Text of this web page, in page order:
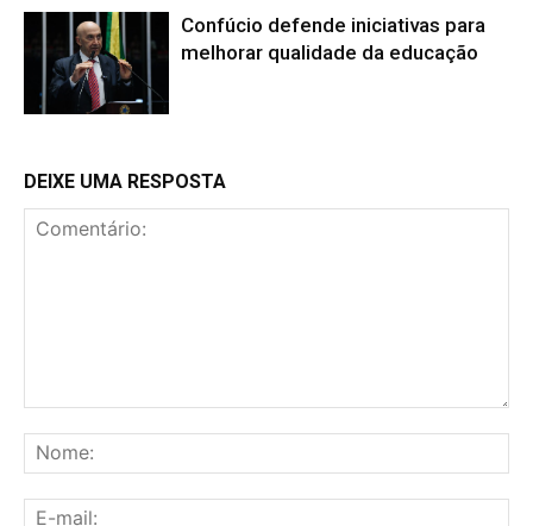
Confúcio defende iniciativas para
melhorar qualidade da educação
DEIXE UMA RESPOSTA